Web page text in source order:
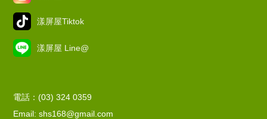
漾屏屋Tiktok
漾屏屋 Line@
電話：(03) 324 0359
Email: shs168@gmail.com